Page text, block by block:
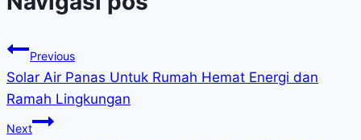
Previous
Solar Air Panas Untuk Rumah Hemat Energi dan
Ramah Lingkungan
Next